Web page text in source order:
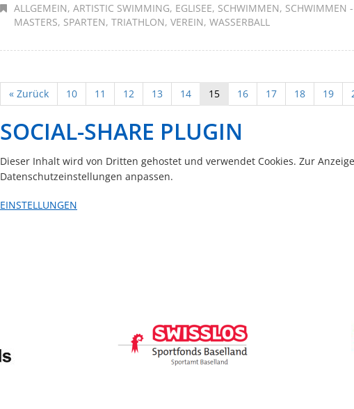
ALLGEMEIN ARTISTIC SWIMMING EGLISEE SCHWIMMEN SCHWIMMEN -
MASTERS SPARTEN TRIATHLON VEREIN WASSERBALL
« Zurück 10 11 12 13 14 15 16 17 18 19
SOCIAL-SHARE PLUGIN
Dieser Inhalt wird von Dritten gehostet und verwendet Cookies. Zur
Datenschutzeinstellungen anpassen.
EINSTELLUNGEN